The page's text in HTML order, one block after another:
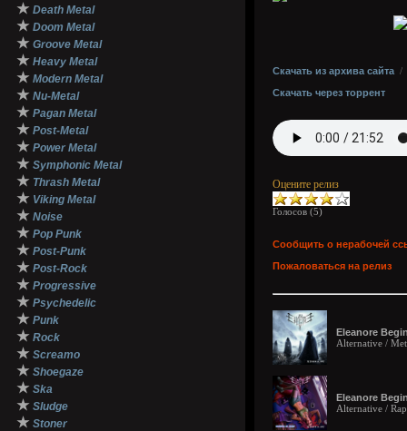
★ Death Metal
★ Doom Metal
★ Groove Metal
★ Heavy Metal
★ Modern Metal
★ Nu-Metal
★ Pagan Metal
★ Post-Metal
★ Power Metal
★ Symphonic Metal
★ Thrash Metal
★ Viking Metal
★ Noise
★ Pop Punk
★ Post-Punk
★ Post-Rock
★ Progressive
★ Psychedelic
★ Punk
★ Rock
★ Screamo
★ Shoegaze
★ Ska
★ Sludge
★ Stoner
Скачать из архива сайта /
Скачать через торрент
Оцените релиз
Голосов (5)
Сообщить о нерабочей
Пожаловаться на релиз
Eleanore
Alternative /
Eleanore
Alternative /